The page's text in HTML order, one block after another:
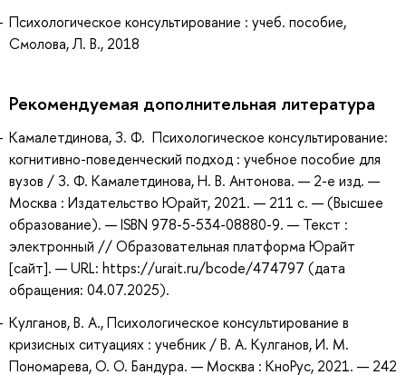
Психологическое консультирование : учеб. пособие,
Смолова, Л. В., 2018
Рекомендуемая дополнительная литература
Камалетдинова, З. Ф. Психологическое консультирование:
когнитивно-поведенческий подход : учебное пособие для
вузов / З. Ф. Камалетдинова, Н. В. Антонова. — 2-е изд. —
Москва : Издательство Юрайт, 2021. — 211 с. — (Высшее
образование). — ISBN 978-5-534-08880-9. — Текст :
электронный // Образовательная платформа Юрайт
[сайт]. — URL: https://urait.ru/bcode/474797 (дата
обращения: 04.07.2025).
Кулганов, В. А., Психологическое консультирование в
кризисных ситуациях : учебник / В. А. Кулганов, И. М.
Пономарева, О. О. Бандура. — Москва : КноРус, 2021. — 242